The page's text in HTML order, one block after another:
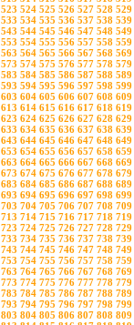
523 524 525 526 527 528 529
533 534 535 536 537 538 539
543 544 545 546 547 548 549
553 554 555 556 557 558 559
563 564 565 566 567 568 569
573 574 575 576 577 578 579
583 584 585 586 587 588 589
593 594 595 596 597 598 599
603 604 605 606 607 608 609
613 614 615 616 617 618 619
623 624 625 626 627 628 629
633 634 635 636 637 638 639
643 644 645 646 647 648 649
653 654 655 656 657 658 659
663 664 665 666 667 668 669
673 674 675 676 677 678 679
683 684 685 686 687 688 689
693 694 695 696 697 698 699
703 704 705 706 707 708 709
713 714 715 716 717 718 719
723 724 725 726 727 728 729
733 734 735 736 737 738 739
743 744 745 746 747 748 749
753 754 755 756 757 758 759
763 764 765 766 767 768 769
773 774 775 776 777 778 779
783 784 785 786 787 788 789
793 794 795 796 797 798 799
803 804 805 806 807 808 809